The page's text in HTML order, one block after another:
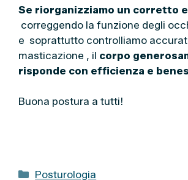
Se riorganizziamo un corretto
correggendo la funzione degli
e soprattutto controlliamo
masticazione , il corpo
risponde con efficienza e
Buona postura a tutti!
C
Posturologia